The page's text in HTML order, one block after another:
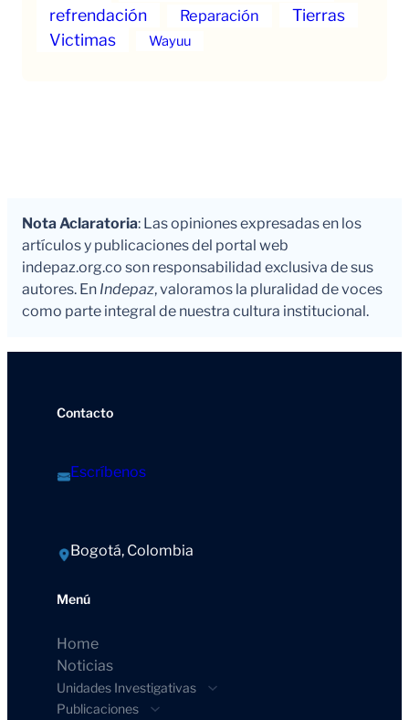
refrendación Reparación
Tierras
Victimas
Wayuu
Nota Aclaratoria: Las opiniones expresadas en los
artículos y publicaciones del portal web
indepaz.org.co son responsabilidad exclusiva de sus
autores. En Indepaz, valoramos la pluralidad de voces
como parte integral de nuestra cultura institucional.
Contacto
Escríbenos
Bogotá, Colombia
Menú
Home
Noticias
Unidades Investigativas
Publicaciones